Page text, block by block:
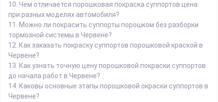
10. Чем отличается порошковая покраска суппортов цена
при разных моделях автомобиля?
11. Можно ли покрасить суппорты порошком без разборки
тормозной системы в Червене?
12. Как заказать покраску суппортов порошковой краской в
Червене?
13. Как узнать точную цену порошковой покраски суппортов
до начала работ в Червене?
14. Каковы основные этапы порошковой окраски суппортов в
Червене?